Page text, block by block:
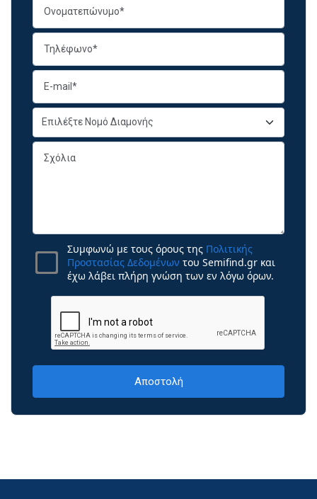
Συμφωνώ με τους όρους της Πολιτικής
Προστασίας Δεδομένων του Semifind.gr και
έχω λάβει πλήρη γνώση των εν λόγω όρων.